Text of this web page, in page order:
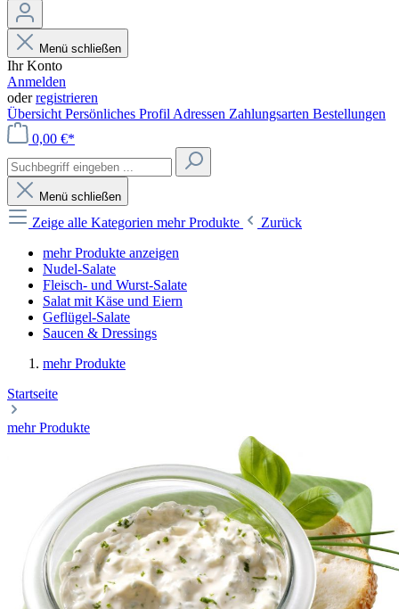
Menü schließen
Ihr Konto
Anmelden
oderregistrieren
Übersicht Persönliches Profil Adressen Zahlungsarten Bestellungen
0,00 €*
Menü schließen
Zeige alle Kategorien mehr Produkte
Zurück
mehr Produkte anzeigen
Nudel-Salate
Fleisch- und Wurst-Salate
Salat mit Käse und Eiern
Geflügel-Salate
Saucen & Dressings
mehr Produkte
Startseite
mehr Produkte